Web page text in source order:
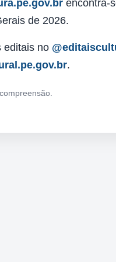
encontra-
de 2026.
editais no
.